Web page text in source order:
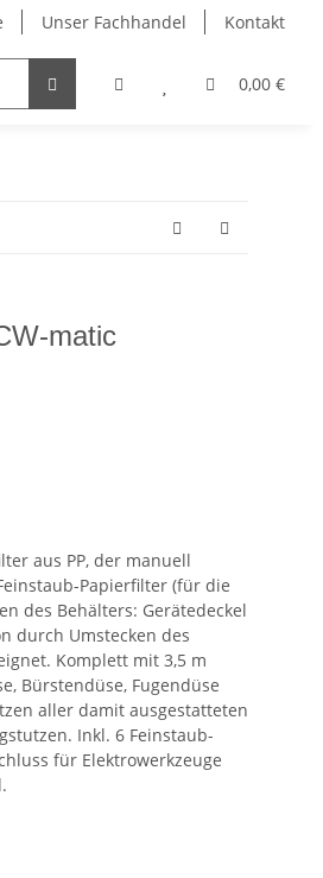
Unser Fachhandel Kontakt
0,00 €
Edding Stifte
matic
aus PP, der manuell
Papierfilter (für die
des Behälters: Gerätedeckel
durch Umstecken des
Komplett mit 3,5 m
Bürstendüse, Fugendüse
aller damit ausgestatteten
Inkl. 6 Feinstaub-
für Elektrowerkzeuge